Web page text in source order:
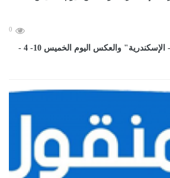
0
مواعيد قطارات "القاهرة - الإسكندرية" والعكس اليوم الخميس 10- 4 -